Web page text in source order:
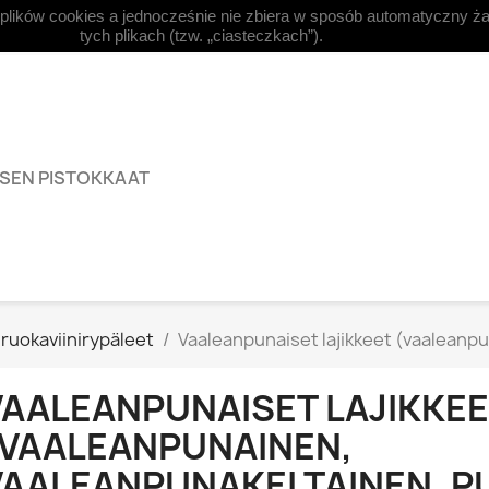
Suomi Currency:EUR € 
PISTOKKAAT
Vaaleanpunaiset lajikkeet
cookies a jednocześnie nie zbiera w sposób automatyczny
tych plikach (tzw. „ciasteczkach”).